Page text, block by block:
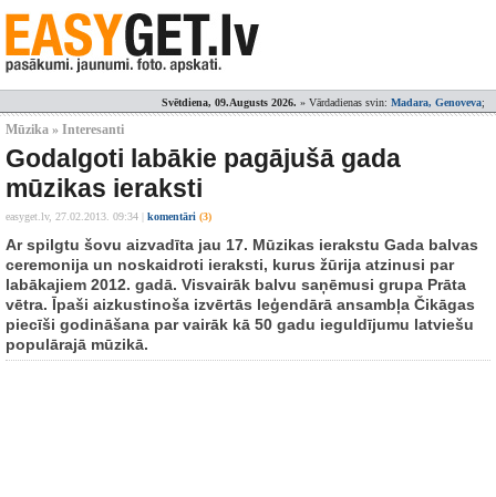
Svētdiena, 09.Augusts 2026. » Vārdadienas svin: Madara, Genoveva;
Mūzika » Interesanti
Godalgoti labākie pagājušā gada
mūzikas ieraksti
easyget.lv, 27.02.2013. 09:34 komentāri (3)
Ar spilgtu šovu aizvadīta jau 17. Mūzikas ierakstu Gada balvas
ceremonija un noskaidroti ieraksti, kurus žūrija atzinusi par
labākajiem 2012. gadā. Visvairāk balvu saņēmusi grupa Prāta
vētra. Īpaši aizkustinoša izvērtās leģendārā ansambļa Čikāgas
piecīši godināšana par vairāk kā 50 gadu ieguldījumu latviešu
populārajā mūzikā.